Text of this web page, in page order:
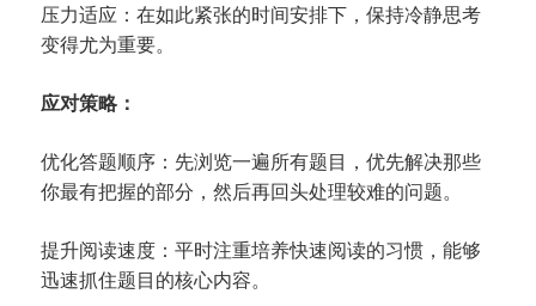
压力适应：在如此紧张的时间安排下，保持冷静思考
变得尤为重要。
应对策略：
优化答题顺序：先浏览一遍所有题目，优先解决那些
你最有把握的部分，然后再回头处理较难的问题。
提升阅读速度：平时注重培养快速阅读的习惯，能够
迅速抓住题目的核心内容。